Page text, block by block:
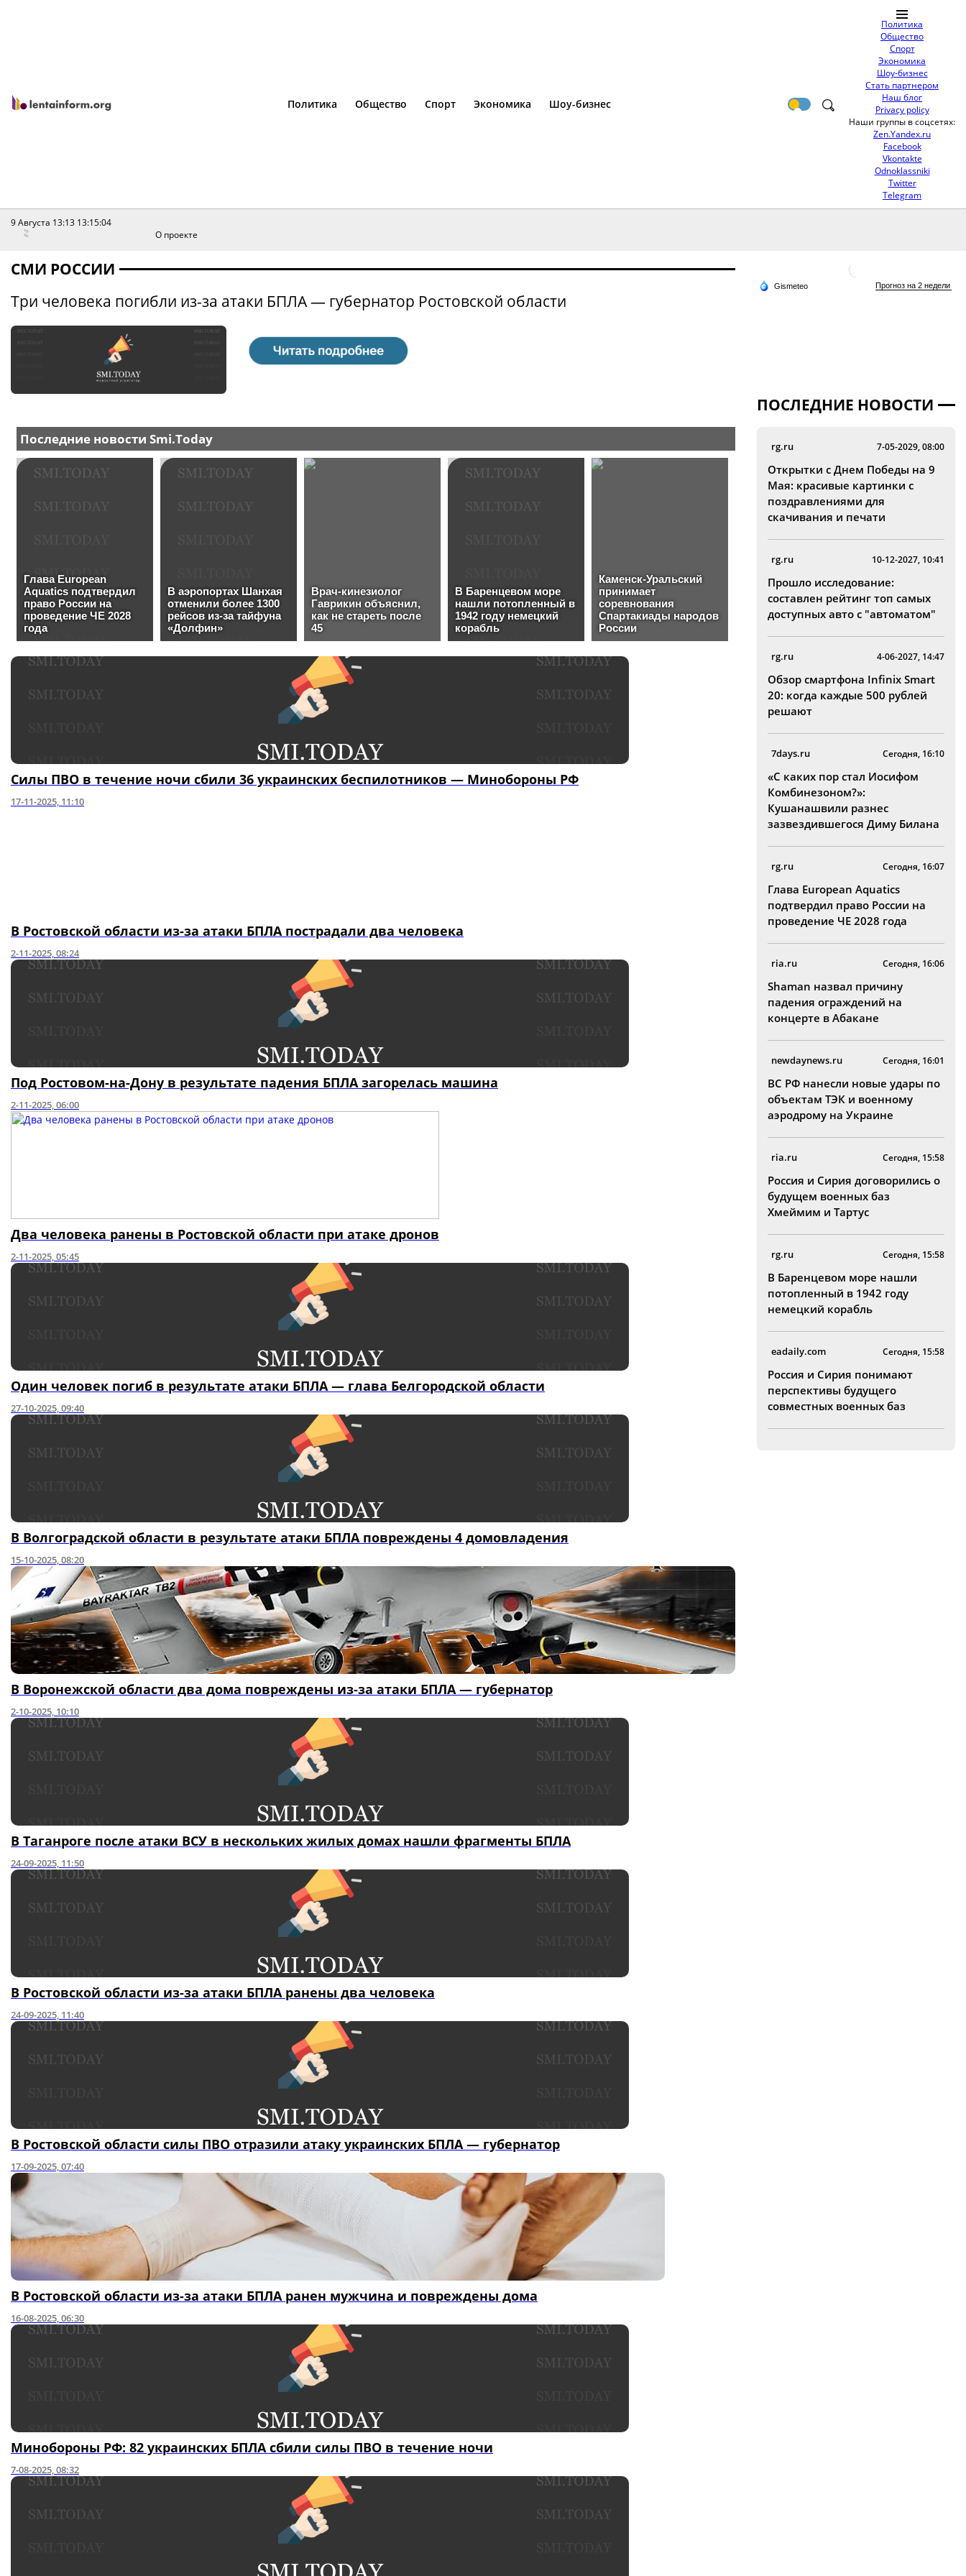
Политика Общество Спорт Экономика Шоу-бизнес
Политика
Общество
Спорт
Экономика
Шоу-бизнес
Стать партнером
Наш блог
Privacy policy
Наши группы в соцсетях:
Zen.Yandex.ru
Facebook
Vkontakte
Odnoklassniki
Twitter
Telegram
9 Августа 13:13 13:15:04
О проекте
СМИ РОССИИ
Три человека погибли из-за атаки БПЛА — губернатор Ростовской области
Силы ПВО в течение ночи сбили 36 украинских беспилотников — Минобороны РФ
17-11-2025, 11:10
В Ростовской области из-за атаки БПЛА пострадали два человека
2-11-2025, 08:24
Под Ростовом-на-Дону в результате падения БПЛА загорелась машина
2-11-2025, 06:00
Два человека ранены в Ростовской области при атаке дронов
2-11-2025, 05:45
Один человек погиб в результате атаки БПЛА — глава Белгородской области
27-10-2025, 09:40
В Волгоградской области в результате атаки БПЛА повреждены 4 домовладения
15-10-2025, 08:20
В Воронежской области два дома повреждены из-за атаки БПЛА — губернатор
2-10-2025, 10:10
В Таганроге после атаки ВСУ в нескольких жилых домах нашли фрагменты БПЛА
24-09-2025, 11:50
В Ростовской области из-за атаки БПЛА ранены два человека
24-09-2025, 11:40
В Ростовской области силы ПВО отразили атаку украинских БПЛА — губернатор
17-09-2025, 07:40
В Ростовской области из-за атаки БПЛА ранен мужчина и повреждены дома
16-08-2025, 06:30
Минобороны РФ: 82 украинских БПЛА сбили силы ПВО в течение ночи
7-08-2025, 08:32
ПОСЛЕДНИЕ НОВОСТИ
rg.ru 7-05-2029, 08:00
Открытки с Днем Победы на 9
Мая: красивые картинки с
поздравлениями для
скачивания и печати
rg.ru 10-12-2027, 10:41
Прошло исследование:
составлен рейтинг топ самых
доступных авто с "автоматом"
rg.ru 4-06-2027, 14:47
Обзор смартфона Infinix Smart
20: когда каждые 500 рублей
решают
7days.ru Сегодня, 16:10
«С каких пор стал Иосифом
Комбинезоном?»:
Кушанашвили разнес
зазвездившегося Диму Билана
rg.ru Сегодня, 16:07
Глава European Aquatics
подтвердил право России на
проведение ЧЕ 2028 года
ria.ru Сегодня, 16:06
Shaman назвал причину
падения ограждений на
концерте в Абакане
newdaynews.ru Сегодня, 16:01
ВС РФ нанесли новые удары по
объектам ТЭК и военному
аэродрому на Украине
ria.ru Сегодня, 15:58
Россия и Сирия договорились о
будущем военных баз
Хмеймим и Тартус
rg.ru Сегодня, 15:58
В Баренцевом море нашли
потопленный в 1942 году
немецкий корабль
eadaily.com Сегодня, 15:58
Россия и Сирия понимают
перспективы будущего
совместных военных баз